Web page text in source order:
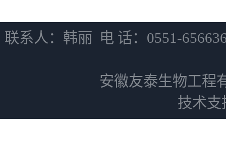
联系人：韩丽 电 话：0551-
安徽友泰生物工程
技术